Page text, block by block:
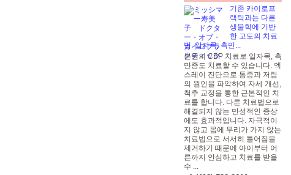
기존 카이로프
랙틱과는 다른
생물학에 기반
한 고도의 치료
법. 일자목, 측만...
본원의 CBP 치료로 일자목, 측
만증도 치료할 수 있습니다. 엑
스레이 진단으로 통증과 저림
의 원인을 파악하여 자세 개선,
척추 교정을 통한 근본적인 치
료를 합니다. 다른 치료법으로
해결되지 않는 만성적인 증상
에도 효과적입니다. 자극적이
지 않고 몸에 무리가 가지 않는
치료법으로 서서히 틀어짐을
제거하기 때문에 아이부터 어
른까지 안심하고 치료를 받을
수 ...